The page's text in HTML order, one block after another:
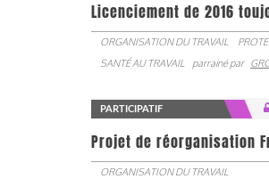
Licenciement de 2016
ORGANISATION DU TRAVAIL
SANTÉ AU TRAVAIL
parrainé par
PARTICIPATIF
Projet de réorganisation
ORGANISATION DU TRAVAIL